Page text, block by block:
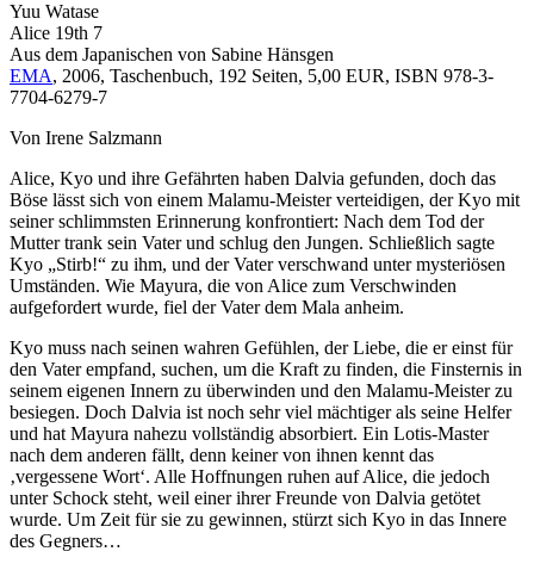
Yuu Watase
Alice 19th 7
Aus dem Japanischen von Sabine Hänsgen
EMA, 2006, Taschenbuch, 192 Seiten, 5,00 EUR, ISBN 978-3-
7704-6279-7
Von Irene Salzmann
Alice, Kyo und ihre Gefährten haben Dalvia gefunden, doch das
Böse lässt sich von einem Malamu-Meister verteidigen, der Kyo mit
seiner schlimmsten Erinnerung konfrontiert: Nach dem Tod der
Mutter trank sein Vater und schlug den Jungen. Schließlich sagte
Kyo „Stirb!“ zu ihm, und der Vater verschwand unter mysteriösen
Umständen. Wie Mayura, die von Alice zum Verschwinden
aufgefordert wurde, fiel der Vater dem Mala anheim.
Kyo muss nach seinen wahren Gefühlen, der Liebe, die er einst für
den Vater empfand, suchen, um die Kraft zu finden, die Finsternis in
seinem eigenen Innern zu überwinden und den Malamu-Meister zu
besiegen. Doch Dalvia ist noch sehr viel mächtiger als seine Helfer
und hat Mayura nahezu vollständig absorbiert. Ein Lotis-Master
nach dem anderen fällt, denn keiner von ihnen kennt das
‚vergessene Wort‘. Alle Hoffnungen ruhen auf Alice, die jedoch
unter Schock steht, weil einer ihrer Freunde von Dalvia getötet
wurde. Um Zeit für sie zu gewinnen, stürzt sich Kyo in das Innere
des Gegners…